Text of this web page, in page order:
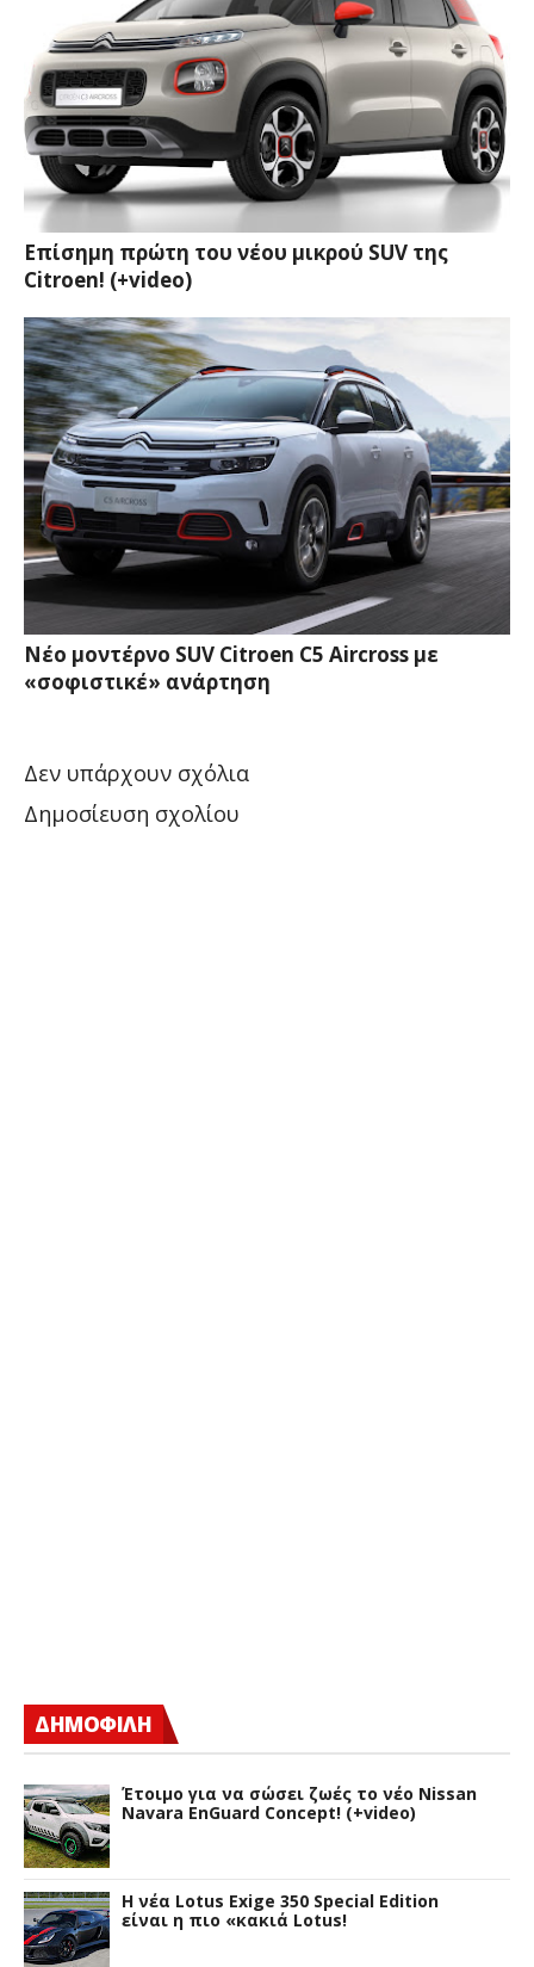
Επίσημη πρώτη του νέου μικρού SUV της
Citroen! (+video)
Νέο μοντέρνο SUV Citroen C5 Aircross με
«σοφιστικέ» ανάρτηση
Δεν υπάρχουν σχόλια
Δημοσίευση σχολίου
ΔΗΜΟΦΙΛΗ
Έτοιμο για να σώσει ζωές το νέο Nissan
Navara EnGuard Concept! (+video)
H νέα Lotus Exige 350 Special Edition
είναι η πιο «κακιά Lotus!